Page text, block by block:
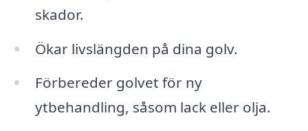
skador.
Ökar livslängden på dina golv.
Förbereder golvet för ny
ytbehandling, såsom lack eller olja.